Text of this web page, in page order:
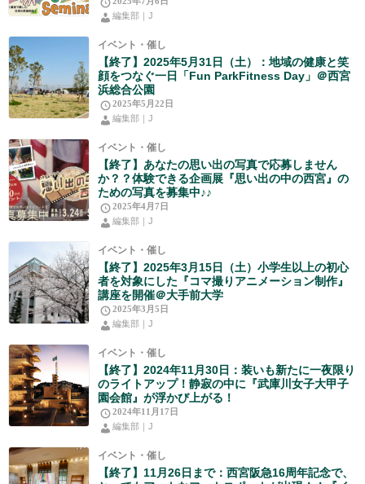
編集部｜J
イベント・催し
【終了】2025年5月31日（土）：地域の健康と笑
顔をつなぐ一日「Fun ParkFitness Day」＠西宮
浜総合公園
2025年5月22日
編集部｜J
イベント・催し
【終了】あなたの思い出の写真で応募しません
か？？体験できる企画展『思い出の中の西宮』の
ための写真を募集中♪♪
2025年4月7日
編集部｜J
イベント・催し
【終了】2025年3月15日（土）小学生以上の初心
者を対象にした『コマ撮りアニメーション制作』
講座を開催＠大手前大学
2025年3月5日
編集部｜J
イベント・催し
【終了】2024年11月30日：装いも新たに一夜限り
のライトアップ！静寂の中に『武庫川女子大甲子
園会館』が浮かび上がる！
2024年11月17日
編集部｜J
イベント・催し
【終了】11月26日まで：西宮阪急16周年記念で、